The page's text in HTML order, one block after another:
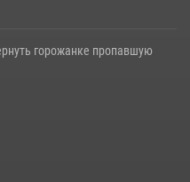
горожанке пропавшую